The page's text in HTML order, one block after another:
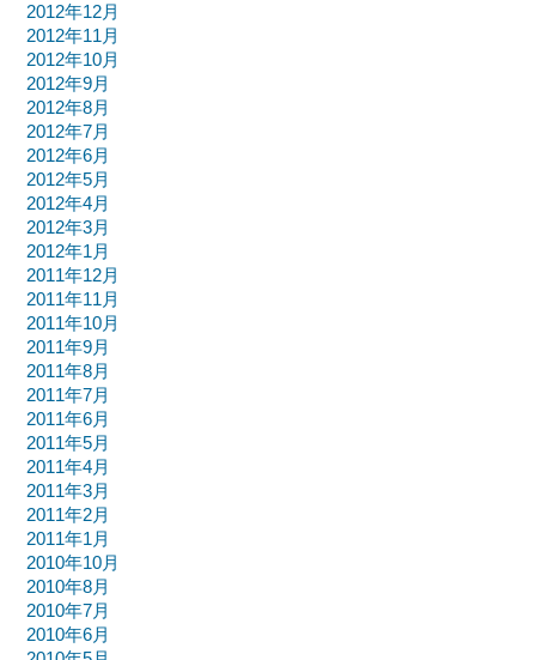
2012年12月
2012年11月
2012年10月
2012年9月
2012年8月
2012年7月
2012年6月
2012年5月
2012年4月
2012年3月
2012年1月
2011年12月
2011年11月
2011年10月
2011年9月
2011年8月
2011年7月
2011年6月
2011年5月
2011年4月
2011年3月
2011年2月
2011年1月
2010年10月
2010年8月
2010年7月
2010年6月